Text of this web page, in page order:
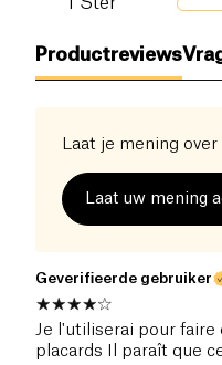
Productreviews
Laat je mening
Laat uw mening
Geverifieerde gebruiker
Je l'utiliserai pour faire
placards Il paraît que